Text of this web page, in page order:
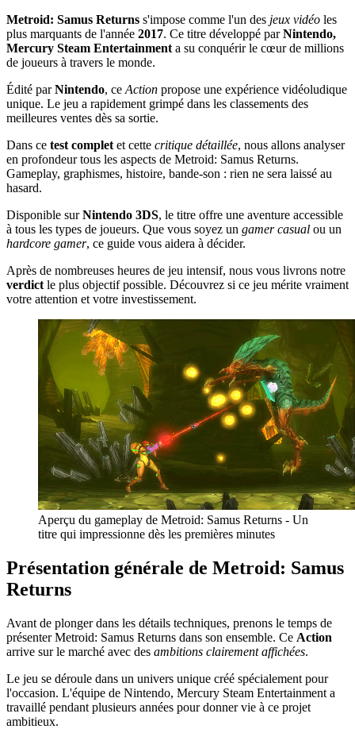
Metroid: Samus Returns s'impose comme l'un des jeux vidéo les
plus marquants de l'année 2017. Ce titre développé parNintendo,
Mercury Steam Entertainment a su conquérir le cœur de millions
de joueurs à travers le monde.
Édité parNintendo, ce Action propose une expérience vidéoludique
unique. Le jeu a rapidement grimpé dans les classements des
meilleures ventes dès sa sortie.
Dans ce test complet et cette critique détaillée, nous allons analyser
en profondeur tous les aspects de Metroid: Samus Returns.
Gameplay, graphismes, histoire, bande-son : rien ne sera laissé au
hasard.
Disponible surNintendo 3DS, le titre offre une aventure accessible
à tous les types de joueurs. Que vous soyez un gamer casual ou un
hardcore gamer, ce guide vous aidera à décider.
Après de nombreuses heures de jeu intensif, nous vous livrons notre
verdict le plus objectif possible. Découvrez si ce jeu mérite vraiment
votre attention et votre investissement.
Aperçu du gameplay de Metroid: Samus Returns - Un
titre qui impressionne dès les premières minutes
Présentation générale de Metroid: Samus
Returns
Avant de plonger dans les détails techniques, prenons le temps de
présenter Metroid: Samus Returns dans son ensemble. Ce Action
arrive sur le marché avec des ambitions clairement affichées.
Le jeu se déroule dans un univers unique créé spécialement pour
l'occasion. L'équipe de Nintendo, Mercury Steam Entertainment a
travaillé pendant plusieurs années pour donner vie à ce projet
ambitieux.